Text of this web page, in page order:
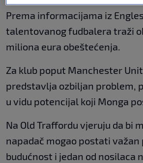
Prema informacijama iz
talentovanog fudbalera traži
miliona eura obeštećenja.
Za klub poput Manchester
predstavlja ozbiljan problem,
u vidu potencijal koji Monga
Na Old Traffordu vjeruju da bi
napadač mogao postati važan
budućnost i jedan od nosilaca